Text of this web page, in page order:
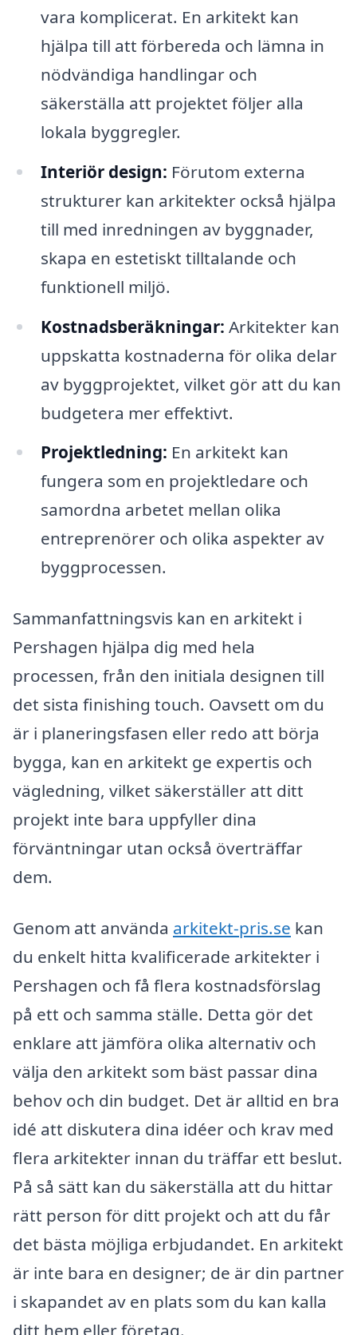
vara komplicerat. En arkitekt kan
hjälpa till att förbereda och lämna in
nödvändiga handlingar och
säkerställa att projektet följer alla
lokala byggregler.
Interiör design: Förutom externa
strukturer kan arkitekter också hjälpa
till med inredningen av byggnader,
skapa en estetiskt tilltalande och
funktionell miljö.
Kostnadsberäkningar: Arkitekter kan
uppskatta kostnaderna för olika delar
av byggprojektet, vilket gör att du kan
budgetera mer effektivt.
Projektledning: En arkitekt kan
fungera som en projektledare och
samordna arbetet mellan olika
entreprenörer och olika aspekter av
byggprocessen.
Sammanfattningsvis kan en arkitekt i
Pershagen hjälpa dig med hela
processen, från den initiala designen till
det sista finishing touch. Oavsett om du
är i planeringsfasen eller redo att börja
bygga, kan en arkitekt ge expertis och
vägledning, vilket säkerställer att ditt
projekt inte bara uppfyller dina
förväntningar utan också överträffar
dem.
Genom att använda arkitekt-pris.se kan
du enkelt hitta kvalificerade arkitekter i
Pershagen och få flera kostnadsförslag
på ett och samma ställe. Detta gör det
enklare att jämföra olika alternativ och
välja den arkitekt som bäst passar dina
behov och din budget. Det är alltid en bra
idé att diskutera dina idéer och krav med
flera arkitekter innan du träffar ett beslut.
På så sätt kan du säkerställa att du hittar
rätt person för ditt projekt och att du får
det bästa möjliga erbjudandet. En arkitekt
är inte bara en designer; de är din partner
i skapandet av en plats som du kan kalla
ditt hem eller företag.